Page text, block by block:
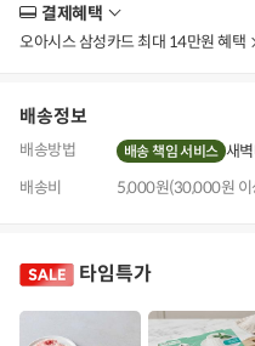
결제혜택
보
오아시스 삼성카드 최대 14만원 혜택
배송정보
배송방법 배송 책임 서비스 새
배송비
5,000원(30,000원 이
타임특가